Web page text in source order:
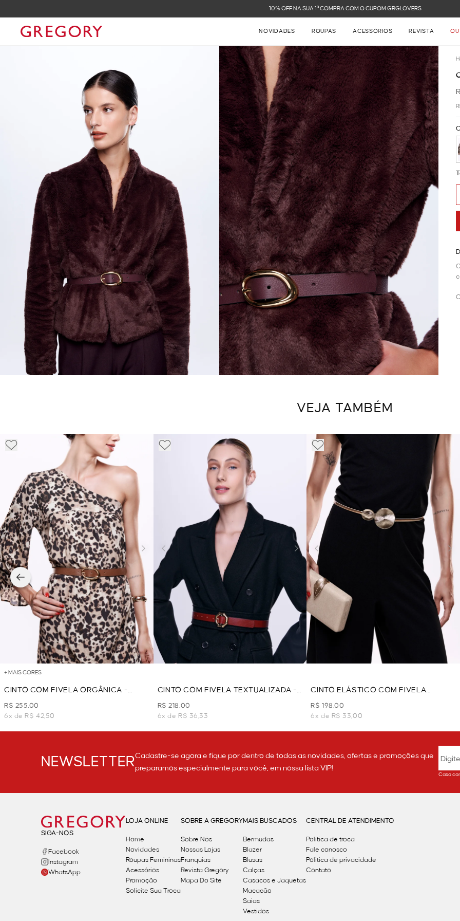
FRETE GRÁTIS NAS COMPRAS ACIMA DE R$ 899
NOVIDADES ROUPAS ACESSÓRIOS REVISTA
VEJA TAMBÉM
+ MAIS CORES
CINTO COM FIVELA ORGÂNICA -
CARAMELO
R$ 255,00
6x de R$ 42,50
CINTO COM FIVELA TEXTUALIZADA -
VINHO
R$ 218,00
6x de R$ 36,33
CINTO ELÁSTICO COM FIVELA
ORGÂNICA - DOURADO
R$ 198,00
6x de R$ 33,00
NEWSLETTERCadastre-se agora e fique por dentro de todas as novidades, ofertas e promoções que
preparamos especialmente para você, em nossa lista VIP!
Caso
SIGA-NOS
Facebook
Instagram
WhatsApp
LOJA ONLINE
Home
Novidades
Roupas Femininas
Acessórios
Promoção
Solicite Sua Troca
SOBRE A GREGORY
Sobre Nós
Nossas Lojas
Franquias
Revista Gregory
Mapa Do Site
MAIS BUSCADOS
Bermudas
Blazer
Blusas
Calças
Casacos e Jaquetas
Macacão
Saias
Vestidos
CENTRAL DE ATENDIMENTO
Política de troca
Fale conosco
Politica de privacidade
Contato